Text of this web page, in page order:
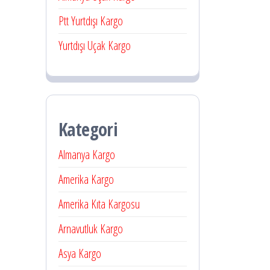
Ptt Yurtdışı Kargo
Yurtdışı Uçak Kargo
Kategori
Almanya Kargo
Amerika Kargo
Amerika Kıta Kargosu
Arnavutluk Kargo
Asya Kargo